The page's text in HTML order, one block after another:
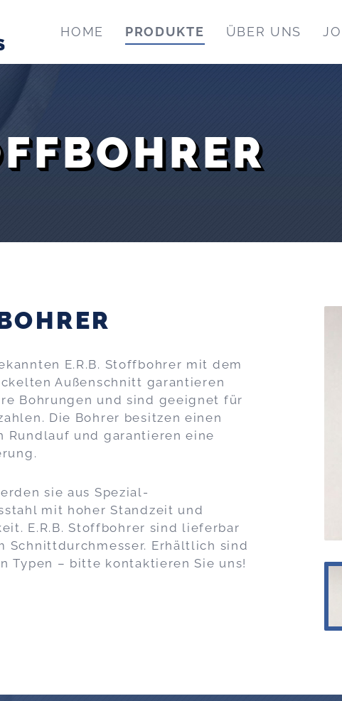
HOME PRODUKTE ÜBER UNS
E.R.B. Stoffbohrer mit dem
Außenschnitt garantieren
Bohrungen und sind geeignet für
Die Bohrer besitzen einen
Rundlauf und garantieren eine
sie aus Spezial-
mit hoher Stand­zeit und
E.R.B. Stoffbohrer sind lieferbar
Schnittdurchmesser. Erhältlich sind
Typen – bitte kontaktieren Sie uns!